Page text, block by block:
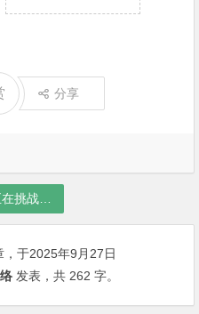
分享
终焉虫虫正在挑战各种世界下载
，于2025年9月27日
发表，共 262 字。